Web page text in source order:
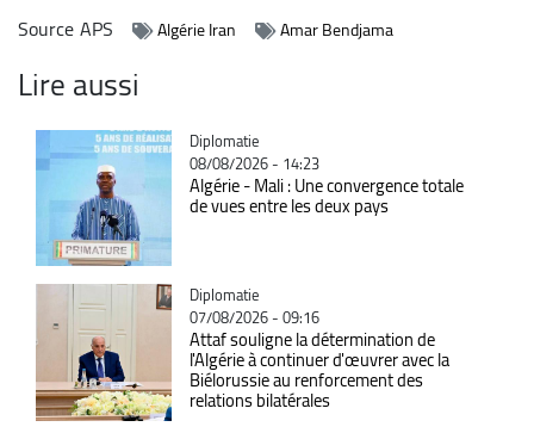
SourceAPS Algérie Iran Amar Bendjama
Lire aussi
Catégorie
Diplomatie
08/08/2026 - 14:23
Algérie - Mali : Une convergence totale
de vues entre les deux pays
Catégorie
Diplomatie
07/08/2026 - 09:16
Attaf souligne la détermination de
l'Algérie à continuer d'œuvrer avec la
Biélorussie au renforcement des
relations bilatérales